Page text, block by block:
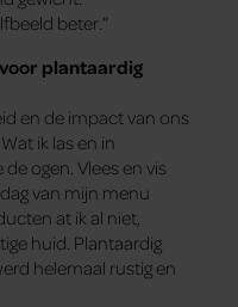
beter.”
plantaardig
en de impact van ons
ik las en in
ogen. Vlees en vis
van mijn menu
at ik al niet,
huid. Plantaardig
helemaal rustig en